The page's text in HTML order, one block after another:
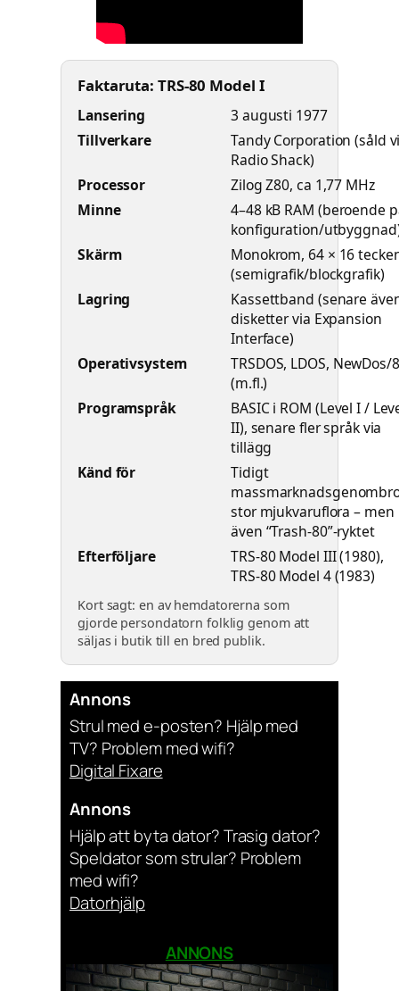
Faktaruta: TRS-80 Model I
Lansering
3 augusti 1977
Tillverkare
Tandy Corporation (såld
Radio Shack)
Processor
Zilog Z80, ca 1,77 MHz
Minne
4–48 kB RAM (beroende
konfiguration/
Skärm
Monokrom, 64 × 16
(semigrafik/blockgrafik)
Lagring
Kassettband (senare
disketter via Expansion
Interface)
Operativsystem
TRSDOS, LDOS, NewDos/
(m.fl.)
Programspråk
BASIC i ROM (Level I /
II), senare fler språk via
tillägg
Känd för
Tidigt
stor mjukvaruflora – men
även “Trash-80”-ryktet
Efterföljare
TRS-80 Model III (1980),
TRS-80 Model 4 (1983)
Kort sagt: en av hemdatorerna som
gjorde persondatorn folklig genom att
säljas i butik till en bred publik.
Annons
Strul med e-posten? Hjälp med
TV? Problem med wifi?
Digital Fixare
Annons
Hjälp att byta dator? Trasig dator?
Speldator som strular? Problem
med wifi?
Datorhjälp
ANNONS